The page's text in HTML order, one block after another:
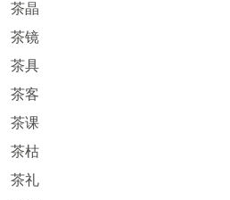
茶晶
茶镜
茶具
茶客
茶课
茶枯
茶礼